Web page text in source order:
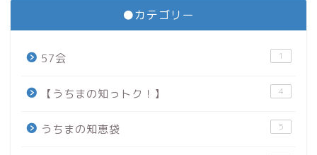
●カテゴリー
57会 1
【うちまの知っトク！】 4
うちまの知恵袋 5